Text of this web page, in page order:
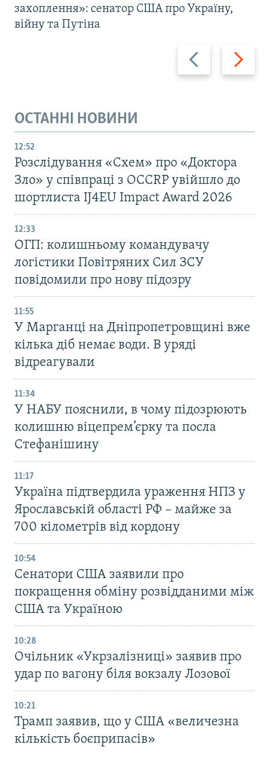
Назад Вперед
захоплення»: сенатор США про Україну,
війну та Путіна
ОСТАННІ НОВИНИ
12:52
Розслідування «Схем» про «Доктора
Зло» у співпраці з OCCRP увійшло до
шортлиста IJ4EU Impact Award 2026
12:33
ОГП: колишньому командувачу
логістики Повітряних Сил ЗСУ
повідомили про нову підозру
11:55
У Марганці на Дніпропетровщині вже
кілька діб немає води. В уряді
відреагували
11:34
У НАБУ пояснили, в чому підозрюють
колишню віцепрем’єрку та посла
Стефанішину
11:17
Україна підтвердила ураження НПЗ у
Ярославській області РФ – майже за
700 кілометрів від кордону
10:54
Сенатори США заявили про
покращення обміну розвідданими між
США та Україною
10:28
Очільник «Укрзалізниці» заявив про
удар по вагону біля вокзалу Лозової
10:21
Трамп заявив, що у США «величезна
кількість боєприпасів»